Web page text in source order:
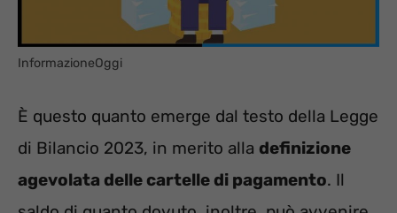
InformazioneOggi
È questo quanto emerge dal testo della Legge
di Bilancio 2023, in merito alla definizione
agevolata delle cartelle di pagamento. Il